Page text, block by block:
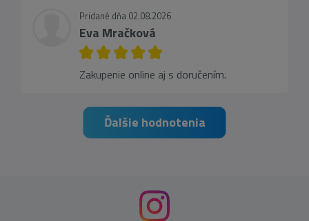
Pridané dňa 02.08.2026
Eva Mračková
Zakupenie online aj s doručením.
Ďalšie hodnotenia